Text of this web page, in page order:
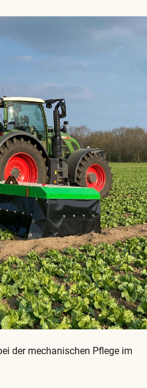
der mechanischen Pflege im